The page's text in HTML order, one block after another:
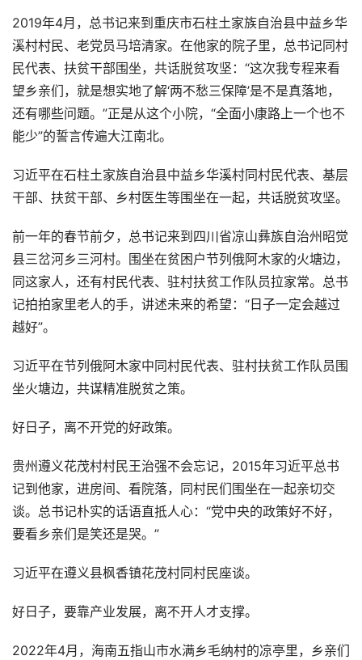
2019年4月，总书记来到重庆市石柱土家族自治县中益乡华
溪村村民、老党员马培清家。在他家的院子里，总书记同村
民代表、扶贫干部围坐，共话脱贫攻坚：“这次我专程来看
望乡亲们，就是想实地了解‘两不愁三保障’是不是真落地，
还有哪些问题。”正是从这个小院，“全面小康路上一个也不
能少”的誓言传遍大江南北。
习近平在石柱土家族自治县中益乡华溪村同村民代表、基层
干部、扶贫干部、乡村医生等围坐在一起，共话脱贫攻坚。
前一年的春节前夕，总书记来到四川省凉山彝族自治州昭觉
县三岔河乡三河村。围坐在贫困户节列俄阿木家的火塘边，
同这家人，还有村民代表、驻村扶贫工作队员拉家常。总书
记拍拍家里老人的手，讲述未来的希望：“日子一定会越过
越好”。
习近平在节列俄阿木家中同村民代表、驻村扶贫工作队员围
坐火塘边，共谋精准脱贫之策。
好日子，离不开党的好政策。
贵州遵义花茂村村民王治强不会忘记，2015年习近平总书
记到他家，进房间、看院落，同村民们围坐在一起亲切交
谈。总书记朴实的话语直抵人心：“党中央的政策好不好，
要看乡亲们是笑还是哭。”
习近平在遵义县枫香镇花茂村同村民座谈。
好日子，要靠产业发展，离不开人才支撑。
2022年4月，海南五指山市水满乡毛纳村的凉亭里，乡亲们